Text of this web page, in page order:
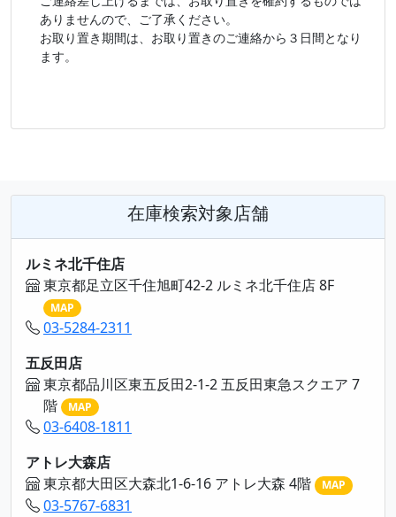
ありませんので、ご了承ください。
お取り置き期間は、お取り置きのご連絡から３日間となり
ます。
在庫検索対象店舗
ルミネ北千住店
東京都足立区千住旭町42-2 ルミネ北千住店 8F
MAP
03-5284-2311
五反田店
東京都品川区東五反田2-1-2 五反田東急スクエア 7
階
MAP
03-6408-1811
アトレ大森店
東京都大田区大森北1-6-16 アトレ大森 4階
MAP
03-5767-6831